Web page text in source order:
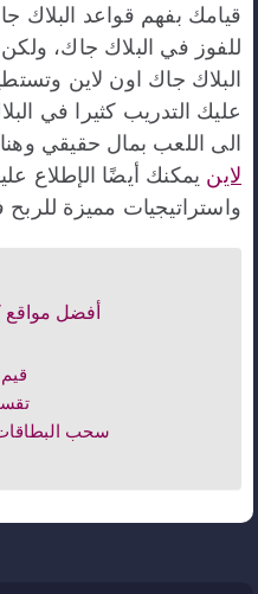
قيامك بفهم قواعد البلاك
للفوز في البلاك جاك،
البلاك جاك اون لاين
عليك التدريب كثيرا في
الى اللعب بمال حقيقي
لاينيمكنك أيضًا الإطلاع
واستراتيجيات مميزة
أفضل مواقع
سحب